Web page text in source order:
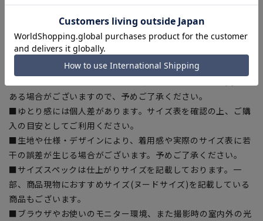
渡り幅:39.1cm
[105]ウエスト:103cm ヒップ:129.5cm 股上:28.8cm 股
下:74cm 渡り幅:40.4cm
【商品に関するご注意】
ある場合がございますので、予めご了承ください。
■ゆとり感には個人差があります。サイズ表を確認の上、ご購
入の目安としてご利用ください。
■生地や仕様・デザインにより、着用感や実際のサイズ表に若
干の誤差が生じる場合がございます。予めご了承ください。
■サイズスペックは仕上がりサイズを記載しております。一
部、商品現物におすすめサイズ(ヌードサイズ)を記載している
商品もございます。
■ブラウザやお使いのモニター環境、また撮影時の室内外の光